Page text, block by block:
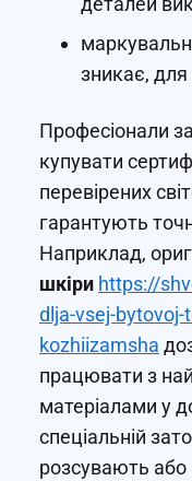
зникає, для
Професіонали
купувати
перевірених
гарантують
Наприклад,
шкіри https://
dlja-vsej-
kozhiizamsha
працювати з
матеріалами у
спеціальній
розсувають або